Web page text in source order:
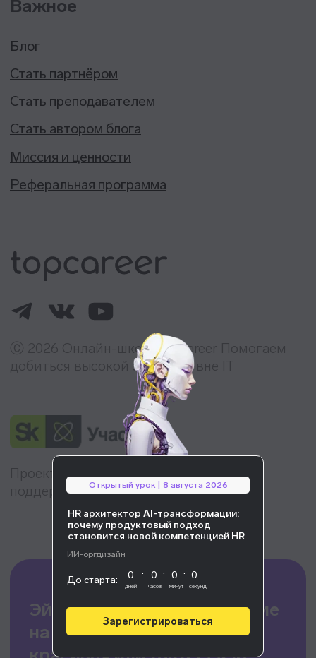
HR архитектор AI-трансформации:
почему продуктовый подход
становится новой компетенцией HR
Открытый урок | 8 августа 2026
Зарегистрироваться
До старта:
ИИ-оргдизайн
:
:
: 0
минут
0
секунд
0
0
дней часов